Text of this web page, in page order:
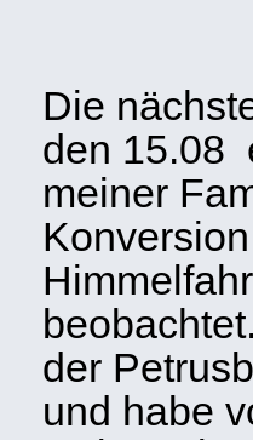
Die
den 15.08
meiner
der
und habe